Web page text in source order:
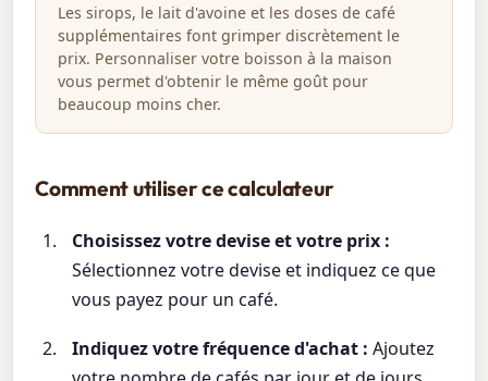
Les sirops, le lait d'avoine et les doses de café
supplémentaires font grimper discrètement le
prix. Personnaliser votre boisson à la maison
vous permet d'obtenir le même goût pour
beaucoup moins cher.
Comment utiliser ce calculateur
Choisissez votre devise et votre prix :
Sélectionnez votre devise et indiquez ce que
vous payez pour un café.
Indiquez votre fréquence d'achat : Ajoutez